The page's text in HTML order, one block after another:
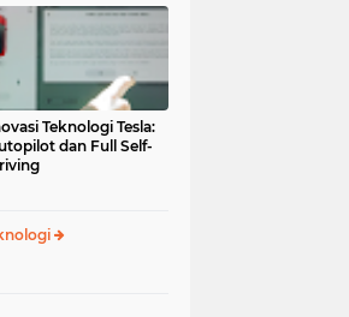
Teknologi Tesla:
dan Full Self-